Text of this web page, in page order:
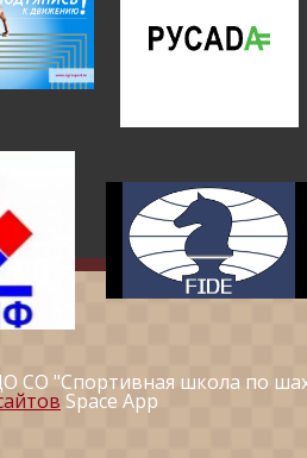
СО "Спортивная школа по
Space App